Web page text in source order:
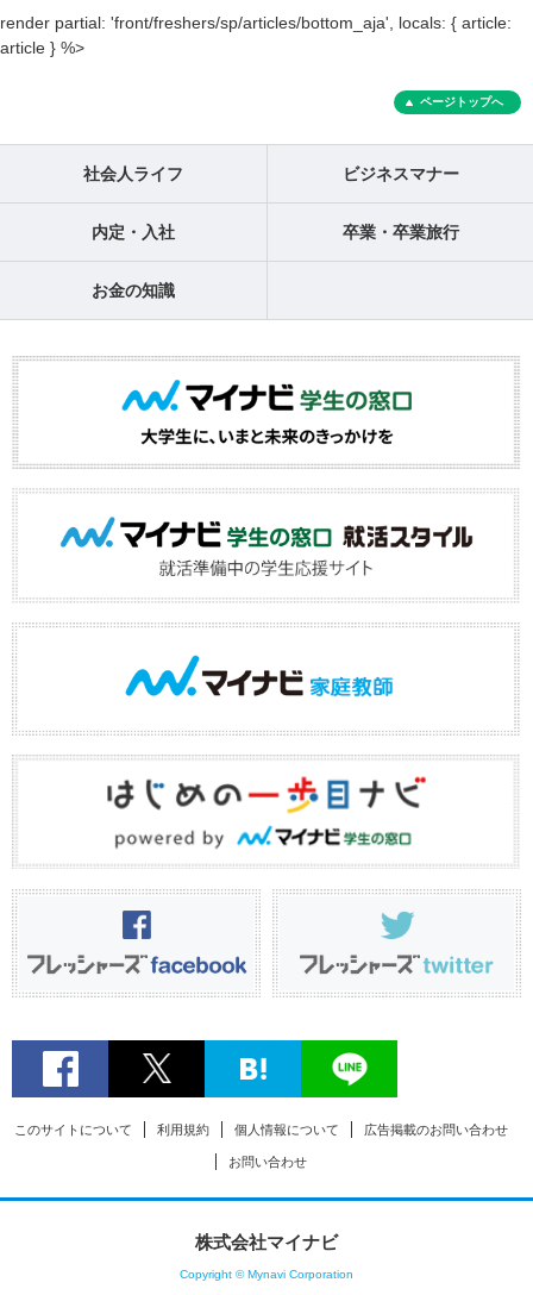
render partial: 'front/freshers/sp/articles/bottom_aja', locals: { article:
article } %>
ページトップへ
社会人ライフ ビジネスマナー
内定・入社 卒業・卒業旅行
お金の知識
このサイトについて 利用規約 個人情報について 広告掲載のお問い合わせ
お問い合わせ
株式会社マイナビ
Copyright © Mynavi Corporation